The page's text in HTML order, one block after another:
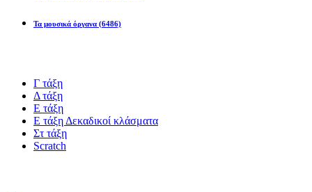
Τα μουσικά όργανα (6486)
Γ τάξη
Δ τάξη
Ε τάξη
Ε τάξη Δεκαδικοί κλάσματα
Στ τάξη
Scratch